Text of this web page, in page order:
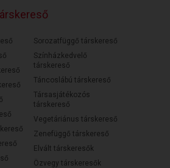
Sorozatfüggő társkereső
Színházkedvelő
társkereső
Táncoslábú társkereső
Társasjátékozós
társkereső
Vegetáriánus társkereső
Zenefüggő társkereső
Elvált társkeresők
Özvegy társkeresők